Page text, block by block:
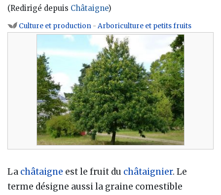
(Redirigé depuis Châtaigne)
Aller à :navigation,rechercher
Culture et production - Arboriculture et petits fruits
La châtaigne est le fruit du châtaignier. Le
terme désigne aussi la graine comestible